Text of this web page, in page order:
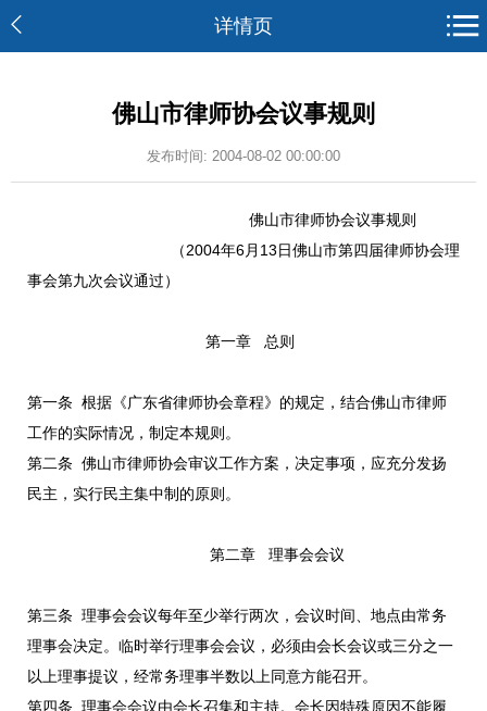
详情页
佛山市律师协会议事规则
发布时间: 2004-08-02 00:00:00
佛山市律师协会议事规则
（2004年6月13日佛山市第四届律师协会理
事会第九次会议通过）
第一章 总则
第一条 根据《广东省律师协会章程》的规定，结合佛山市律师
工作的实际情况，制定本规则。
第二条 佛山市律师协会审议工作方案，决定事项，应充分发扬
民主，实行民主集中制的原则。
第二章 理事会会议
第三条 理事会会议每年至少举行两次，会议时间、地点由常务
理事会决定。临时举行理事会会议，必须由会长会议或三分之一
以上理事提议，经常务理事半数以上同意方能召开。
第四条 理事会会议由会长召集和主持。会长因特殊原因不能履